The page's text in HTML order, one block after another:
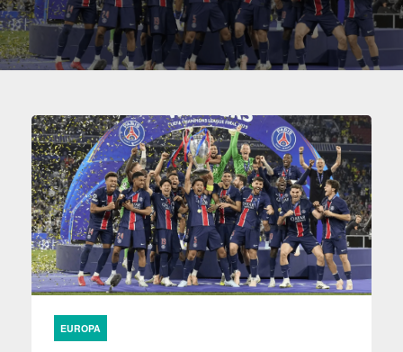
EUROPA